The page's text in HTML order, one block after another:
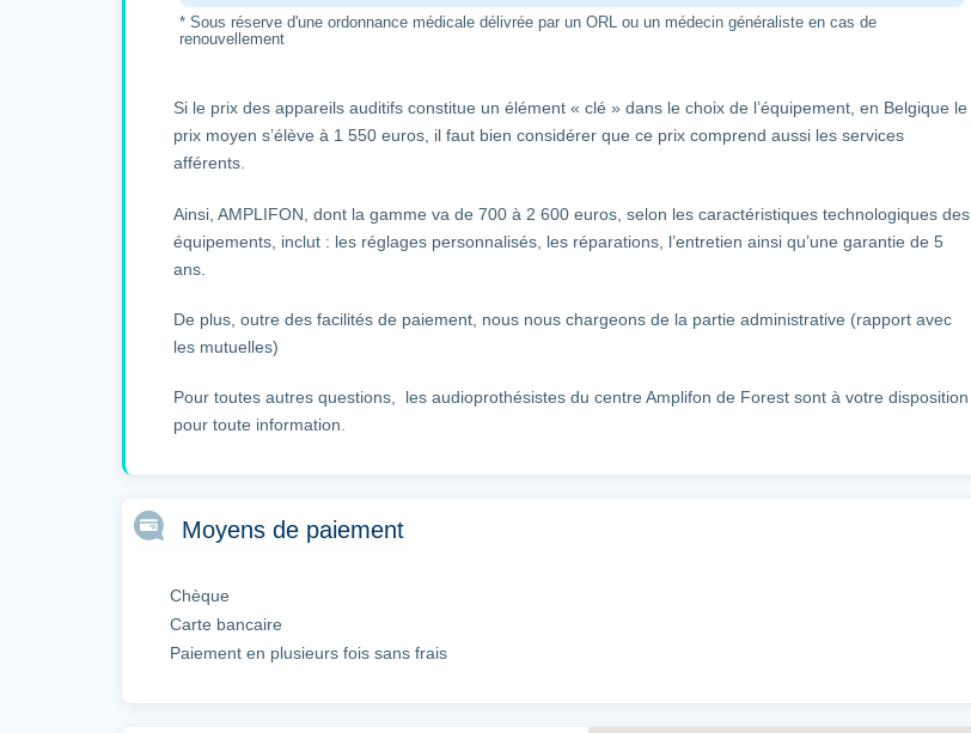
* Sous réserve d'une ordonnance médicale délivrée par un ORL ou un médecin généraliste en cas de
renouvellement
Si le prix des appareils auditifs constitue un élément « clé » dans le choix de l’équipement, en Belgique le
prix moyen s’élève à 1 550 euros, il faut bien considérer que ce prix comprend aussi les services
afférents.
Ainsi, AMPLIFON, dont la gamme va de 700 à 2 600 euros, selon les caractéristiques technologiques des
équipements, inclut : les réglages personnalisés, les réparations, l’entretien ainsi qu’une garantie de 5
ans.
De plus, outre des facilités de paiement, nous nous chargeons de la partie administrative (rapport avec
les mutuelles)
Pour toutes autres questions, les audioprothésistes du centre Amplifon de Forest sont à votre disposition
pour toute information.
Moyens de paiement
Chèque
Carte bancaire
Paiement en plusieurs fois sans frais